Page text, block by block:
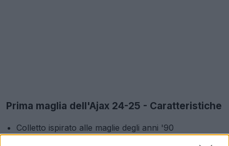
Prima maglia dell'Ajax 24-25 - Caratteristiche
Colletto ispirato alle maglie degli anni '90